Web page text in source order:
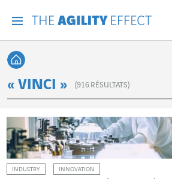
Retour à l'accueil
« VINCI » (916 RÉSULTATS)
INDUSTRY INNOVATION